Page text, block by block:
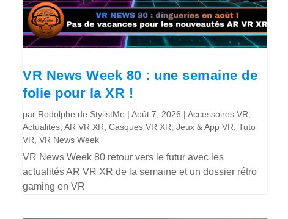
VR News Week 80 : une semaine de
folie pour la XR !
par Rodolphe de StylistMe |Août 7, 2026 |Accessoires VR
Actualités ,AR VR XR ,Casques VR XR ,Jeux & App VR ,Tuto
VR ,VR News Week
VR News Week 80 retour vers le futur avec les
actualités AR VR XR de la semaine et un dossier rétro
gaming en VR